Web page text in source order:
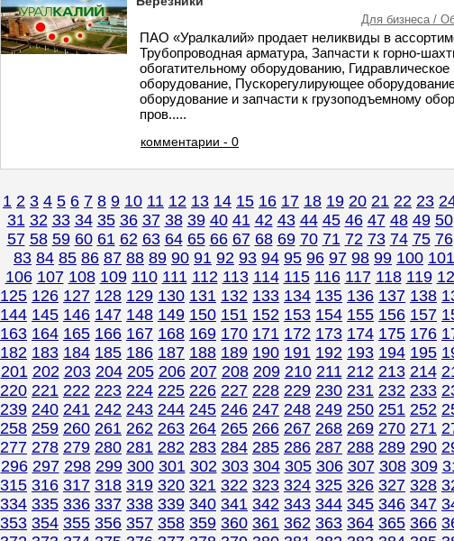
Для бизнеса /
ПАО «Уралкалий» продает неликвиды в
Трубопроводная арматура, Запчасти к горно-
обогатительному оборудованию, Гидравлическое
оборудование, Пускорегулирующее
оборудование и запчасти к грузоподъемному
пров.....
комментарии - 0
1 2 3 4 5 6 7 8 9 10 11 12 13 14 15 16 17 18 19 20 21 22 23
31 32 33 34 35 36 37 38 39 40 41 42 43 44 45 46 47 48 49 50
57 58 59 60 61 62 63 64 65 66 67 68 69 70 71 72 73 74 75 76
83 84 85 86 87 88 89 90 91 92 93 94 95 96 97 98 99 100 101
106 107 108 109 110 111 112 113 114 115 116 117 118 119
125 126 127 128 129 130 131 132 133 134 135 136 137 138
144 145 146 147 148 149 150 151 152 153 154 155 156 157
163 164 165 166 167 168 169 170 171 172 173 174 175 176
182 183 184 185 186 187 188 189 190 191 192 193 194 195
201 202 203 204 205 206 207 208 209 210 211 212 213 214
220 221 222 223 224 225 226 227 228 229 230 231 232 233
239 240 241 242 243 244 245 246 247 248 249 250 251 252
258 259 260 261 262 263 264 265 266 267 268 269 270 271
277 278 279 280 281 282 283 284 285 286 287 288 289 290
296 297 298 299 300 301 302 303 304 305 306 307 308 309
315 316 317 318 319 320 321 322 323 324 325 326 327 328
334 335 336 337 338 339 340 341 342 343 344 345 346 347
353 354 355 356 357 358 359 360 361 362 363 364 365 366